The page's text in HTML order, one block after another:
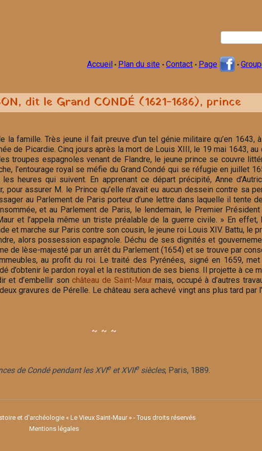
Accueil • Plan du site • Contact • Page •
dit le Grand CONDÉ (1621-1686), prince
la famille. Très jeune il fait preuve d’un tel génie militaire qu’en 1643,
de Picardie. Cinq jours après la mort de Louis XIII, le 19 mai 1643,
troupes espagnoles venant de Flandre, le jeune prince se couvre
l’entourage royal se méfie du Grand Condé qui se réfugie en juillet
heures qui suivent. En apprenant ce départ précipité, Anne
pour assurer M. le Prince qu’elle n’avait eu aucun dessein contre sa
au Parlement de Paris porteur d’une lettre dans laquelle il tente
et au Parlement de Paris, le lendemain, le Premier
et l’appela même un triste préalable de la guerre civile. » En effet,
et marche sur Paris contre son cousin, le jeune roi Louis XIV. Battu, le
alors possession espagnole. Déchu de ses dignités et
de lèse-majesté par un arrêt du Parlement (1654) et se trouve par
au profit du roi. Le traité des Pyrénées, signé en 1659,
d’obtenir le pardon royal et la restitution de ses biens. Il projette à ce
et d’embellir sonchâteau de Saint-Maurmais, occupé à d’autres
gravures de Pérelle. Le château sera achevé vingt ans plus tard par
~ ~ ~
de Condé pendant les XVIeet XVIIesiècles, Paris, 1889.
et d'archéologie « Le Vieux Saint-Maur » - Tous droits réservés
Mentions légales